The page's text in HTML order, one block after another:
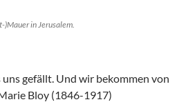
)Mauer in Jerusalem.
gefällt. Und wir bekommen von
Bloy (1846-1917)